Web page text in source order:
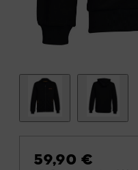
59,90 €